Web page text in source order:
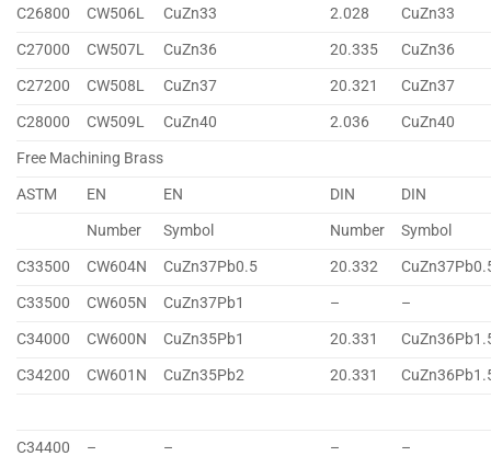
C26800
CW506L CuZn33 2.028
CuZn33
C27000
CW507L CuZn36 20.335
CuZn36
C27200
CW508L CuZn37 20.321
CuZn37
C28000
CW509L CuZn40 2.036
CuZn40
Free Machining Brass
ASTM
EN EN DIN
DIN
Number
Symbol Number
Symbol
C33500
CW604N CuZn37Pb0.5 20.332
C33500
CW605N CuZn37Pb1 –
–
C34000
CW600N CuZn35Pb1 20.331
C34200
CW601N CuZn35Pb2 20.331
C34400 – – – –